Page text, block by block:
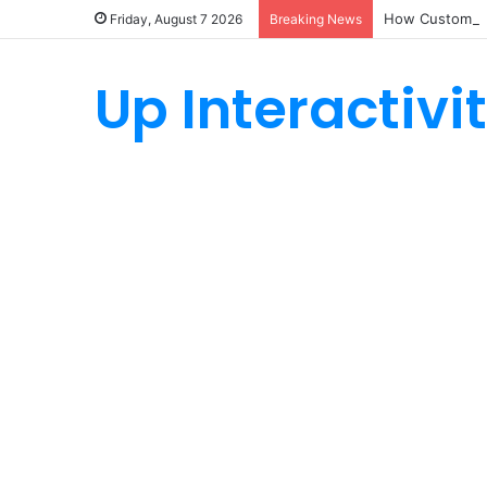
Friday, August 7 2026 Breaking News How Custom
Up